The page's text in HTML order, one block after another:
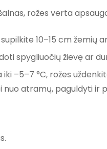
rožes verta
10–15 cm žemių
spygliuočių žievę ar
–5–7 °C, rožes
nuo atramų, paguldyti ir